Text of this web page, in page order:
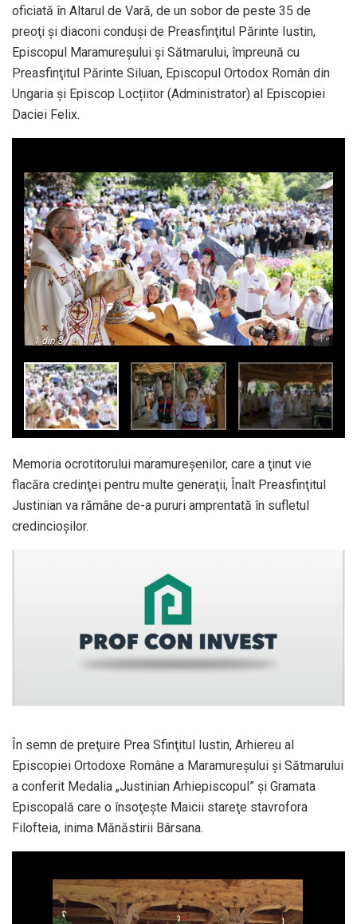
oficiată în Altarul de Vară, de un sobor de peste 35 de
preoţi şi diaconi conduşi de Preasfinţitul Părinte Iustin,
Episcopul Maramureşului şi Sătmarului, împreună cu
Preasfinţitul Părinte Siluan, Episcopul Ortodox Român din
Ungaria şi Episcop Locțiitor (Administrator) al Episcopiei
Daciei Felix.
1din 3 - +
Memoria ocrotitorului maramureşenilor, care a ţinut vie
flacăra credinţei pentru multe generaţii, Înalt Preasfinţitul
Justinian va rămâne de-a pururi amprentată în sufletul
credincioşilor.
În semn de preţuire Prea Sfinţitul Iustin, Arhiereu al
Episcopiei Ortodoxe Române a Maramureşului şi Sătmarului
a conferit Medalia „Justinian Arhiepiscopul” şi Gramata
Episcopală care o însoţeşte Maicii stareţe stavrofora
Filofteia, inima Mănăstirii Bârsana.